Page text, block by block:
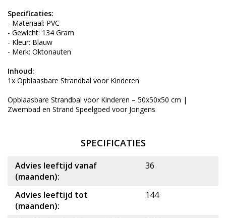
Specificaties:
- Materiaal: PVC
- Gewicht: 134 Gram
- Kleur: Blauw
- Merk: Oktonauten
Inhoud:
1x Opblaasbare Strandbal voor Kinderen
Opblaasbare Strandbal voor Kinderen – 50x50x50 cm |
Zwembad en Strand Speelgoed voor Jongens
SPECIFICATIES
Advies leeftijd vanaf
(maanden):
36
Advies leeftijd tot
(maanden):
144